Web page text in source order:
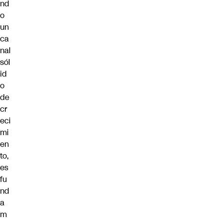
nd
o
un
ca
nal
sól
id
o
de
cr
eci
mi
en
to,
es
fu
nd
a
m